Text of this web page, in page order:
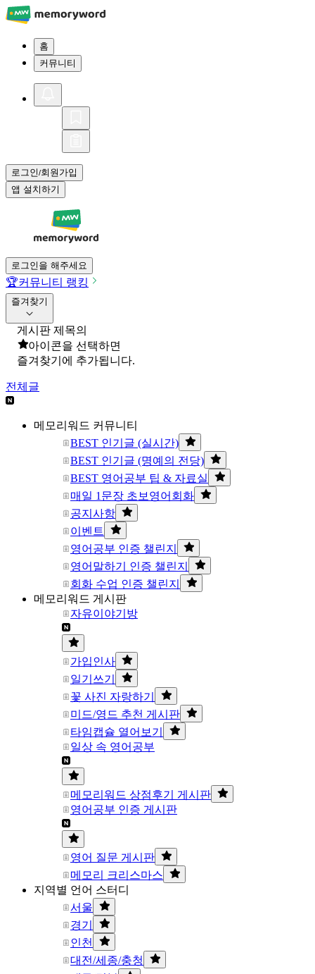
홈
커뮤니티
로그인/회원가입
앱 설치하기
로그인을 해주세요
🏆커뮤니티 랭킹
즐겨찾기
게시판 제목의
아이콘을 선택하면
즐겨찾기에 추가됩니다.
전체글
메모리워드 커뮤니티
BEST 인기글 (실시간)
BEST 인기글 (명예의 전당)
BEST 영어공부 팁 & 자료실
매일 1문장 초보영어회화
공지사항
이벤트
영어공부 인증 챌린지
영어말하기 인증 챌린지
회화 수업 인증 챌린지
메모리워드 게시판
자유이야기방
가입인사
일기쓰기
꽃 사진 자랑하기
미드/영드 추천 게시판
타임캡슐 열어보기
일상 속 영어공부
메모리워드 상점후기 게시판
영어공부 인증 게시판
영어 질문 게시판
메모리 크리스마스
지역별 언어 스터디
서울
경기
인천
대전/세종/충청